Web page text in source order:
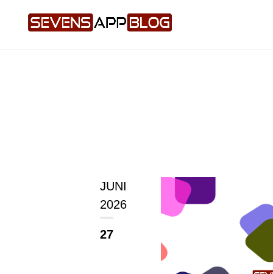
JUNI
2026
27